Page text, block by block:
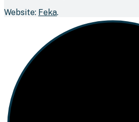
Website: Feka.